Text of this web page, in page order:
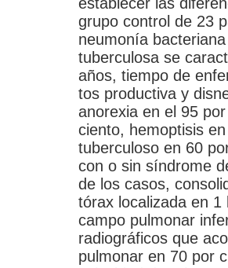
grupo control de 23
neumonía
tuberculosa se
años, tiempo de
tos productiva y
anorexia en el 95
ciento, hemoptisis
tuberculoso en 60
con o sin síndrome
de los casos,
tórax localizada en
campo pulmonar
radiográficos que
pulmonar en 70 por